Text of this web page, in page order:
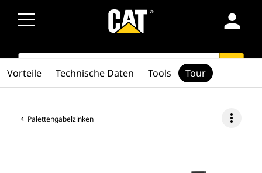
person
SEARCH
Palettengabelzinken more_vert
Vorteile Technische Daten Tools Tour